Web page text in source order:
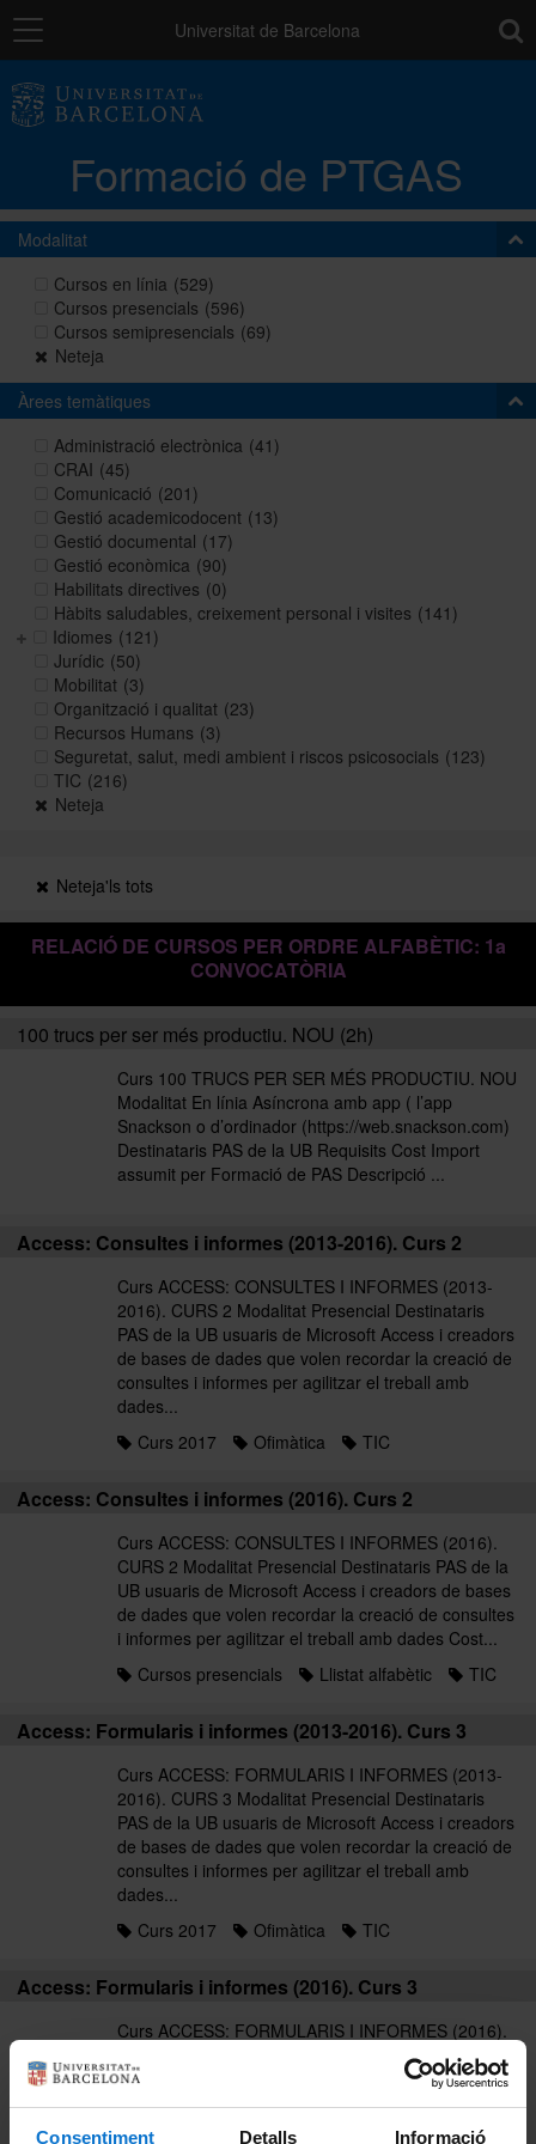
Consentiment Detalls Informació
Navegació Universitat de Barcelona
Formació de PTGAS
Catàleg de la formació del PTGAS
Cursos a mida
Autoaprenentatge
Ajuts
Històric i memòries
Modalitat
Cursos en línia (529)
Cursos presencials (596)
Cursos semipresencials (69)
Neteja
Àrees temàtiques
Administració electrònica (41)
CRAI (45)
Comunicació (201)
Gestió academicodocent (13)
Gestió documental (17)
Gestió econòmica (90)
Habilitats directives (0)
Hàbits saludables, creixement personal i visites (141)
Idiomes (121)
Jurídic (50)
Mobilitat (3)
Organització i qualitat (23)
Recursos Humans (3)
Seguretat, salut, medi ambient i riscos psicosocials (123)
TIC (216)
Neteja
Neteja'ls tots
RELACIÓ DE CURSOS PER ORDRE ALFABÈTIC: 1a
CONVOCATÒRIA
100 trucs per ser més productiu. NOU (2h)
Curs 100 TRUCS PER SER MÉS PRODUCTIU. NOU
Modalitat En línia Asíncrona amb app ( l’app
Snackson o d’ordinador (https://web.snackson.com)
Destinataris PAS de la UB Requisits Cost Import
assumit per Formació de PAS Descripció ...
Access: Consultes i informes (2013-2016). Curs 2
Curs ACCESS: CONSULTES I INFORMES (2013-
2016). CURS 2 Modalitat Presencial Destinataris
PAS de la UB usuaris de Microsoft Access i creadors
de bases de dades que volen recordar la creació de
consultes i informes per agilitzar el treball amb
dades...
Curs 2017
Ofimàtica TIC
Access: Consultes i informes (2016). Curs 2
Curs ACCESS: CONSULTES I INFORMES (2016).
CURS 2 Modalitat Presencial Destinataris PAS de la
UB usuaris de Microsoft Access i creadors de bases
de dades que volen recordar la creació de consultes
i informes per agilitzar el treball amb dades Cost...
Cursos presencials
Llistat alfabètic TIC
Access: Formularis i informes (2013-2016). Curs 3
Curs ACCESS: FORMULARIS I INFORMES (2013-
2016). CURS 3 Modalitat Presencial Destinataris
PAS de la UB usuaris de Microsoft Access i creadors
de bases de dades que volen recordar la creació de
consultes i informes per agilitzar el treball amb
dades...
Curs 2017
Ofimàtica TIC
Access: Formularis i informes (2016). Curs 3
Curs ACCESS: FORMULARIS I INFORMES (2016).
CURS 3 Modalitat Presencial Destinataris PAS de la
UB usuaris de Microsoft Access i creadors de bases
de dades que volen recordar la creació de consultes
i informes per agilitzar el treball amb dades Cost...